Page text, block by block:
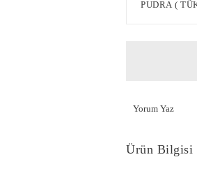
Yorum Yaz
Ürün Bilgisi